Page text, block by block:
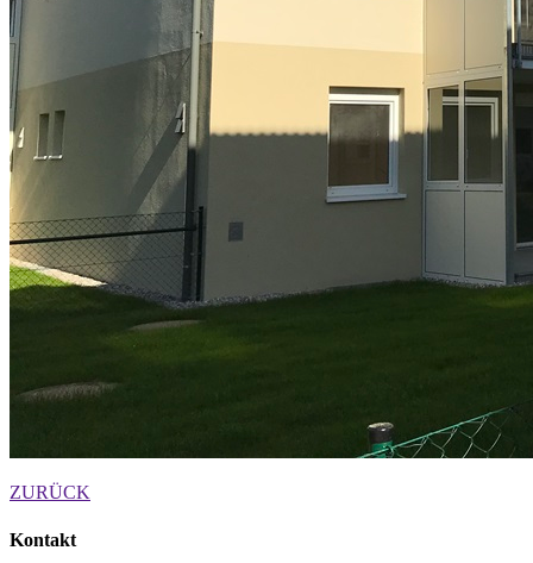
ZURÜCK
Kontakt